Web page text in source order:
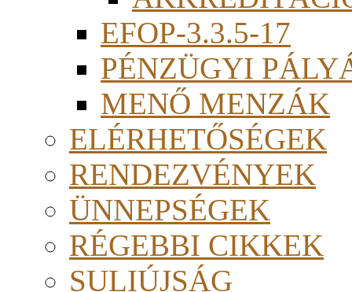
EFOP-3.3.5-17
PÉNZÜGYI
MENŐ MENZÁK
ELÉRHETŐSÉGEK
RENDEZVÉNYEK
ÜNNEPSÉGEK
RÉGEBBI CIKKEK
SULIÚJSÁG